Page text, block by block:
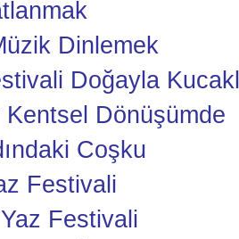
Dinlemek
Doğayla
Dönüşümde
Coşku
Festivali
Festivali